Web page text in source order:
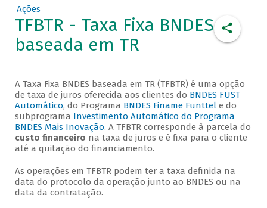
Ações
TFBTR - Taxa Fixa BNDES
baseada em TR
A Taxa Fixa BNDES baseada em TR (TFBTR) é uma opção
de taxa de juros oferecida aos clientes do BNDES FUST
Automático, do Programa BNDES Finame Funttele do
subprograma Investimento Automático do Programa
BNDES Mais Inovação. A TFBTR corresponde à parcela do
custo financeiro na taxa de juros e é fixa para o cliente
até a quitação do financiamento.
As operações em TFBTR podem ter a taxa definida na
data do protocolo da operação junto ao BNDES ou na
data da contratação.